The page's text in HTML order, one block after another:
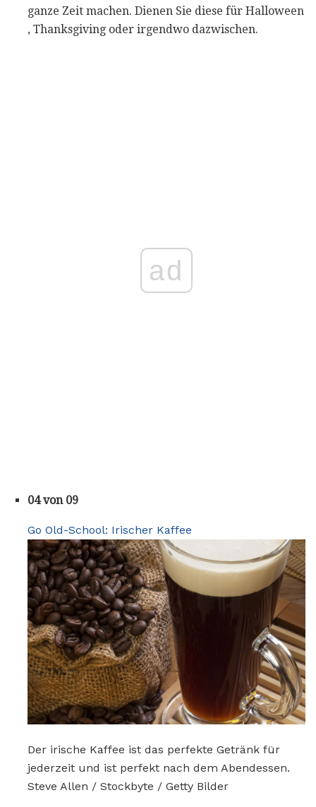
ganze Zeit machen. Dienen Sie diese für Halloween
, Thanksgiving oder irgendwo dazwischen.
ad
04 von 09
Go Old-School: Irischer Kaffee
Der irische Kaffee ist das perfekte Getränk für
jederzeit und ist perfekt nach dem Abendessen.
Steve Allen / Stockbyte / Getty Bilder